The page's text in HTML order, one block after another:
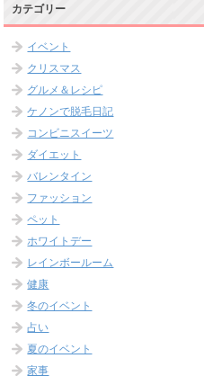
カテゴリー
イベント
クリスマス
グルメ＆レシピ
ケノンで脱毛日記
コンビニスイーツ
ダイエット
バレンタイン
ファッション
ペット
ホワイトデー
レインボールーム
健康
冬のイベント
占い
夏のイベント
家事